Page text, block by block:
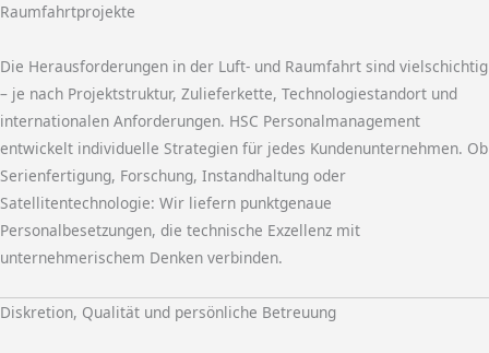
Raumfahrtprojekte
Die Herausforderungen in der Luft- und Raumfahrt sind vielschichtig
– je nach Projektstruktur, Zulieferkette, Technologiestandort und
internationalen Anforderungen. HSC Personalmanagement
entwickelt individuelle Strategien für jedes Kundenunternehmen. Ob
Serienfertigung, Forschung, Instandhaltung oder
Satellitentechnologie: Wir liefern punktgenaue
Personalbesetzungen, die technische Exzellenz mit
unternehmerischem Denken verbinden.
Diskretion, Qualität und persönliche Betreuung